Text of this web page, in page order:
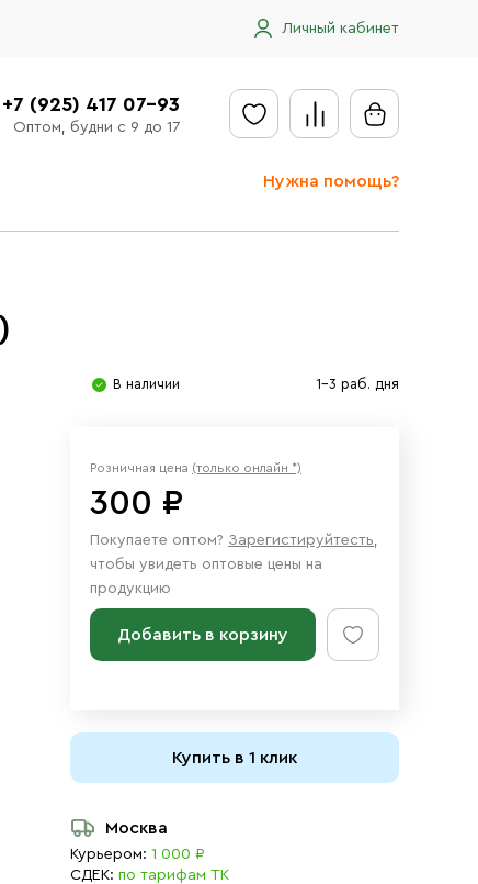
Личный кабинет
+7 (925) 417 07-93
Оптом, будни с 9 до 17
Нужна помощь?
Отправить заявку
В наличии 1-3 раб. дня
Розничная цена (только онлайн *)
300 ₽
Покупаете оптом? Зарегистируйтесть,
чтобы увидеть оптовые цены на
продукцию
Добавить в корзину
Купить в 1 клик
Москва
Курьером: 1 000 ₽
СДЕК: по тарифам ТК